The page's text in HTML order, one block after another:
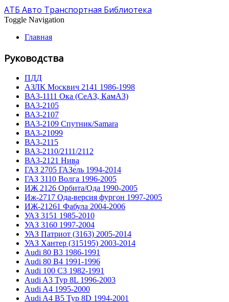
АТБ Авто Транспортная Библиотека
Toggle Navigation
Главная
Руководства
ПДД
АЗЛК Москвич 2141 1986-1998
ВА3-1111 Ока (СеАЗ, КамАЗ)
ВА3-2105
ВА3-2107
ВА3-2109 Спутник/Samara
ВА3-21099
ВА3-2115
ВА3-2110/2111/2112
ВА3-2121 Нива
ГАЗ 2705 ГАЗе́ль 1994-2014
ГАЗ 3110 Волга 1996-2005
ИЖ 2126 Орбита/Ода 1990-2005
Иж-2717 Ода-версия фургон 1997-2005
ИЖ-21261 Фабула 2004-2006
УАЗ 3151 1985-2010
УАЗ 3160 1997-2004
УАЗ Патриот (3163) 2005-2014
УАЗ Хантер (315195) 2003-2014
Audi 80 B3 1986-1991
Audi 80 B4 1991-1996
Audi 100 C3 1982-1991
Audi A3 Typ 8L 1996-2003
Audi A4 1995-2000
Audi A4 B5 Typ 8D 1994-2001